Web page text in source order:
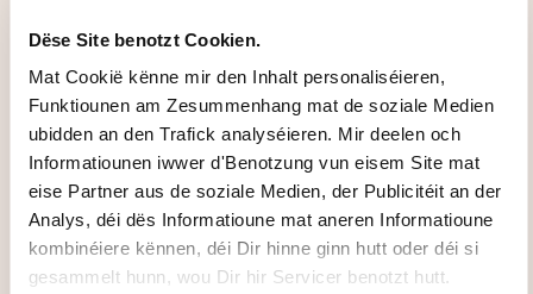
Dëse Site benotzt Cookien.
Mat Cookië kënne mir den Inhalt personaliséieren,
Funktiounen am Zesummenhang mat de soziale Medien
ubidden an den Trafick analyséieren. Mir deelen och
Informatiounen iwwer d'Benotzung vun eisem Site mat
eise Partner aus de soziale Medien, der Publicitéit an der
Analys, déi dës Informatioune mat aneren Informatioune
kombinéiere kënnen, déi Dir hinne ginn hutt oder déi si
gesammelt hunn, wou Dir hir Servicer benotzt hutt.
Organisation & Productivité
Début de la séance le 17/11/2026 à 09:00
Durée: 04h00
Location: Chambre de Commerce Luxembourg
Management et leadership du dirigeant
Début de la séance le 18/11/2026 à 09:00
Durée: 04h00
Location: Chambre de Commerce Luxembourg
Marketing & Communication
Début de la séance le 20/11/2026 à 09:00
Durée: 04h00
Location: Chambre de Commerce Luxembourg